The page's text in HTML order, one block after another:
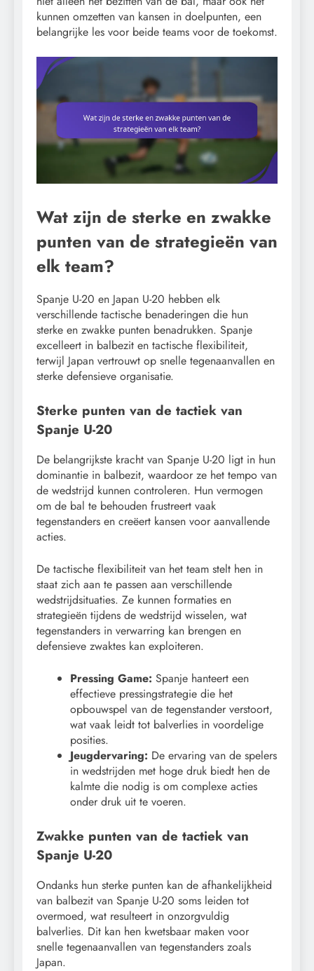
kunnen omzetten van kansen in doelpunten, een
belangrijke les voor beide teams voor de toekomst.
Wat zijn de sterke en zwakke
punten van de strategieën van
elk team?
Spanje U-20 en Japan U-20 hebben elk
verschillende tactische benaderingen die hun
sterke en zwakke punten benadrukken. Spanje
excelleert in balbezit en tactische flexibiliteit,
terwijl Japan vertrouwt op snelle tegenaanvallen en
sterke defensieve organisatie.
Sterke punten van de tactiek van
Spanje U-20
De belangrijkste kracht van Spanje U-20 ligt in hun
dominantie in balbezit, waardoor ze het tempo van
de wedstrijd kunnen controleren. Hun vermogen
om de bal te behouden frustreert vaak
tegenstanders en creëert kansen voor aanvallende
acties.
De tactische flexibiliteit van het team stelt hen in
staat zich aan te passen aan verschillende
wedstrijdsituaties. Ze kunnen formaties en
strategieën tijdens de wedstrijd wisselen, wat
tegenstanders in verwarring kan brengen en
defensieve zwaktes kan exploiteren.
Pressing Game: Spanje hanteert een
effectieve pressingstrategie die het
opbouwspel van de tegenstander verstoort,
wat vaak leidt tot balverlies in voordelige
posities.
Jeugdervaring: De ervaring van de spelers
in wedstrijden met hoge druk biedt hen de
kalmte die nodig is om complexe acties
onder druk uit te voeren.
Zwakke punten van de tactiek van
Spanje U-20
Ondanks hun sterke punten kan de afhankelijkheid
van balbezit van Spanje U-20 soms leiden tot
overmoed, wat resulteert in onzorgvuldig
balverlies. Dit kan hen kwetsbaar maken voor
snelle tegenaanvallen van tegenstanders zoals
Japan.